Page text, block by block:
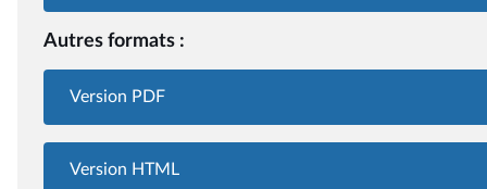
Autres formats :
Version PDF
Version HTML